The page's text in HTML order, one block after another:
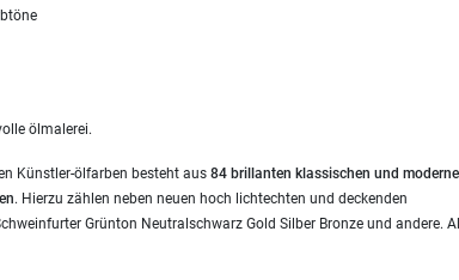
ölmalerei.
Künstler-ölfarben besteht aus 84 brillanten klassischen und
. Hierzu zählen neben neuen hoch lichtechten und deckenden
Grünton Neutralschwarz Gold Silber Bronze und andere.